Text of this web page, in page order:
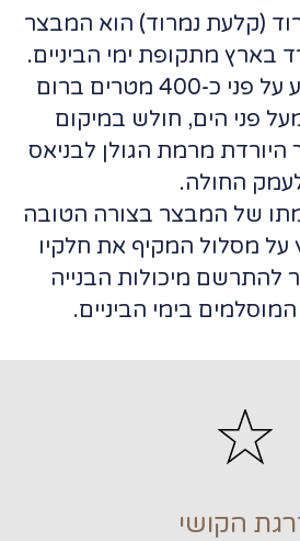
(קלעת נמרוד) הוא המבצר
בארץ מתקופת ימי הביניים.
המבצר, המשתרע על פני כ-400 מטרים ברום
מעל פני הים, חולש במיקום
מרמת הגולן לבניאס
החולה.
של המבצר בצורה הטובה
על מסלול המקיף את חלקיו
להתרשם מיכולות הבנייה
בימי הביניים.
הקושי